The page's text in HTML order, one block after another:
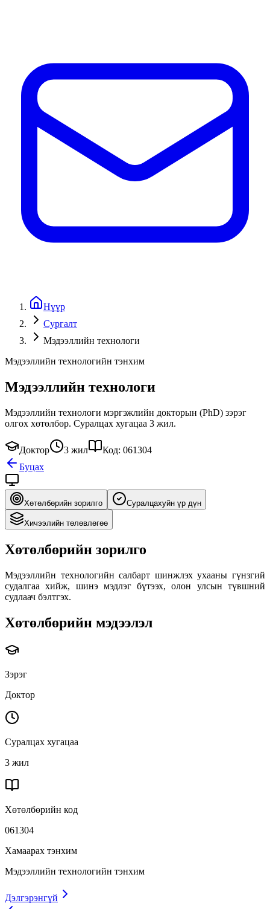
Нүүр
Сургалт
Мэдээллийн технологи
Мэдээллийн технологийн тэнхим
Мэдээллийн технологи
Мэдээллийн технологи мэргэжлийн докторын (PhD) зэрэг
олгох хөтөлбөр. Суралцах хугацаа 3 жил.
Доктор 3 жил
Код: 061304
Буцах
Хөтөлбөрийн зорилго Суралцахуйн үр дүн
Хичээлийн төлөвлөгөө
Хөтөлбөрийн зорилго
Мэдээллийн технологийн салбарт шинжлэх ухааны гүнзгий
судалгаа хийж, шинэ мэдлэг бүтээх, олон улсын түвшний
судлаач бэлтгэх.
Хөтөлбөрийн мэдээлэл
Зэрэг
Доктор
Суралцах хугацаа
3 жил
Хөтөлбөрийн код
061304
Хамаарах тэнхим
Мэдээллийн технологийн тэнхим
Дэлгэрэнгүй